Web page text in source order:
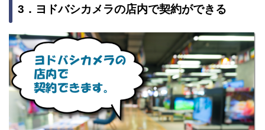
3．ヨドバシカメラの店内で契約ができる